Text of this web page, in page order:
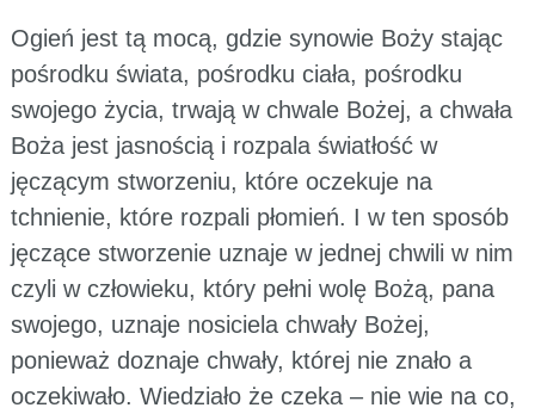
Ogień jest tą mocą, gdzie synowie Boży stając
pośrodku świata, pośrodku ciała, pośrodku
swojego życia, trwają w chwale Bożej, a chwała
Boża jest jasnością i rozpala światłość w
jęczącym stworzeniu, które oczekuje na
tchnienie, które rozpali płomień. I w ten sposób
jęczące stworzenie uznaje w jednej chwili w nim
czyli w człowieku, który pełni wolę Bożą, pana
swojego, uznaje nosiciela chwały Bożej,
ponieważ doznaje chwały, której nie znało a
oczekiwało. Wiedziało że czeka – nie wie na co,